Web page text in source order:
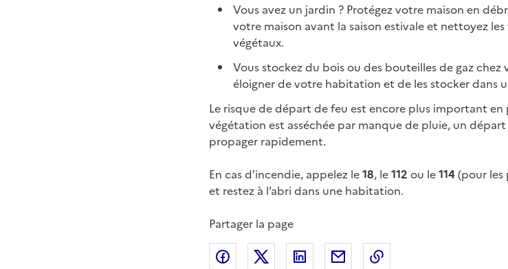
Vous avez un jardin ? Protégez votre maison en
votre maison avant la saison estivale et nettoyez
végétaux.
Vous stockez du bois ou des bouteilles de gaz chez
éloigner de votre habitation et de les stocker dans
Le risque de départ de feu est encore plus important en
végétation est asséchée par manque de pluie, un
propager rapidement.
En cas d’incendie, appelez le18, le112 ou le114 (pour les
et restez à l’abri dans une habitation.
Partager la page
Partager sur Facebook
Partager sur XPartager sur LinkedIn
Partager par emailCopier le lien de la